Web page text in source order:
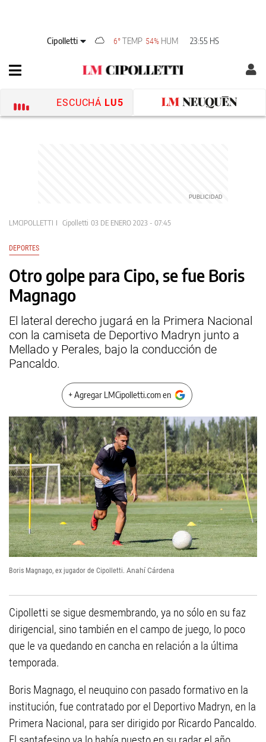
Cipolletti 6°TEMP 54% HUM 23:55 HS
ESCUCHÁ LU5
LMCIPOLLETTI Cipolletti 03 DE ENERO 2023 - 07:45
DEPORTES
Otro golpe para Cipo, se fue Boris
Magnago
El lateral derecho jugará en la Primera Nacional
con la camiseta de Deportivo Madryn junto a
Mellado y Perales, bajo la conducción de
Pancaldo.
+ Agregar LMCipolletti.com en
Boris Magnago, ex jugador de Cipolletti. Anahí Cárdena
Cipolletti se sigue desmembrando, ya no sólo en su faz
dirigencial, sino también en el campo de juego, lo poco
que le va quedando en cancha en relación a la última
temporada.
Boris Magnago, el neuquino con pasado formativo en la
institución, fue contratado por el Deportivo Madryn, en la
Primera Nacional, para ser dirigido por Ricardo Pancaldo.